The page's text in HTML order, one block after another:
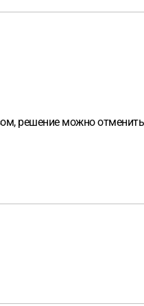
решение можно